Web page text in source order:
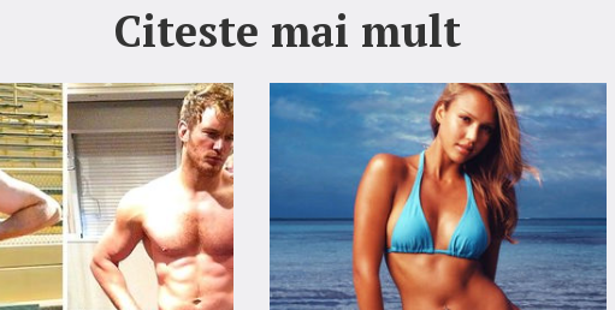
Citeste mai mult